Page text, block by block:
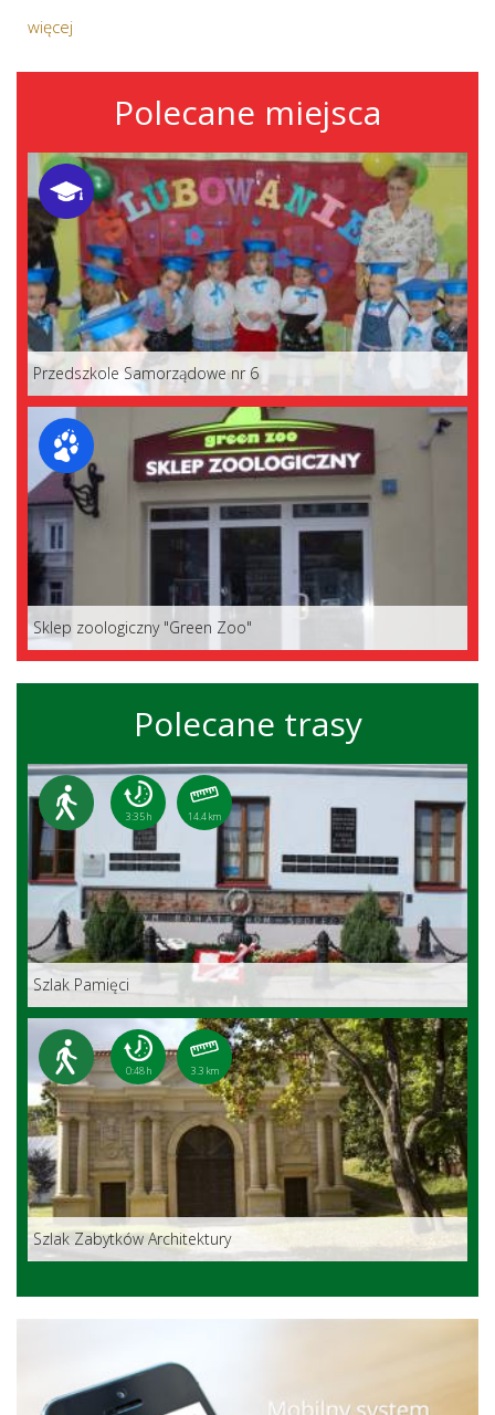
więcej
Polecane miejsca
Przedszkole Samorządowe nr 6
Sklep zoologiczny "Green Zoo"
Polecane trasy
3:35 h 14.4 km
Szlak Pamięci
0:48 h 3.3 km
Szlak Zabytków Architektury